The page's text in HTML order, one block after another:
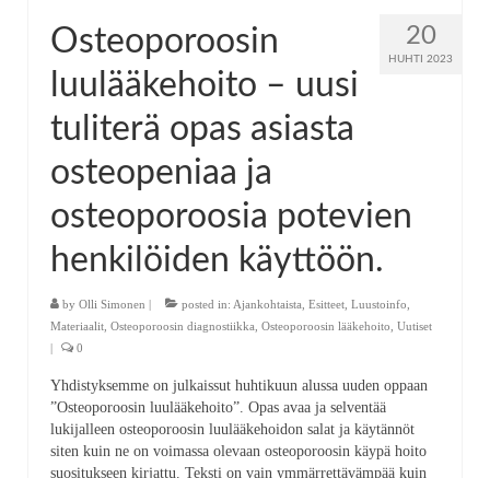
20
HUHTI 2023
Osteoporoosin
luulääkehoito – uusi
tuliterä opas asiasta
osteopeniaa ja
osteoporoosia potevien
henkilöiden käyttöön.
by Olli Simonen | posted in: Ajankohtaista Esitteet Luustoinfo
Materiaalit Osteoporoosin diagnostiikka Osteoporoosin lääkehoito Uutiset
|
0
Yhdistyksemme on julkaissut huhtikuun alussa uuden oppaan
”Osteoporoosin luulääkehoito”. Opas avaa ja selventää
lukijalleen osteoporoosin luulääkehoidon salat ja käytännöt
siten kuin ne on voimassa olevaan osteoporoosin käypä hoito
suositukseen kirjattu. Teksti on vain ymmärrettävämpää kuin